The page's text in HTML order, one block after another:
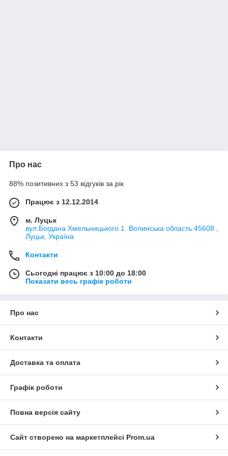
Про нас
88% позитивних з 53 відгуків за рік
Працює з 12.12.2014
м. Луцьк
вул.Богдана Хмельницького 1. Волинська область 45608 ,
Луцьк, Україна
Контакти
Сьогодні працює з 10:00 до 18:00
Показати весь графік роботи
Про нас
Контакти
Доставка та оплата
Графік роботи
Повна версія сайту
Сайт створено на маркетплейсі Prom.ua